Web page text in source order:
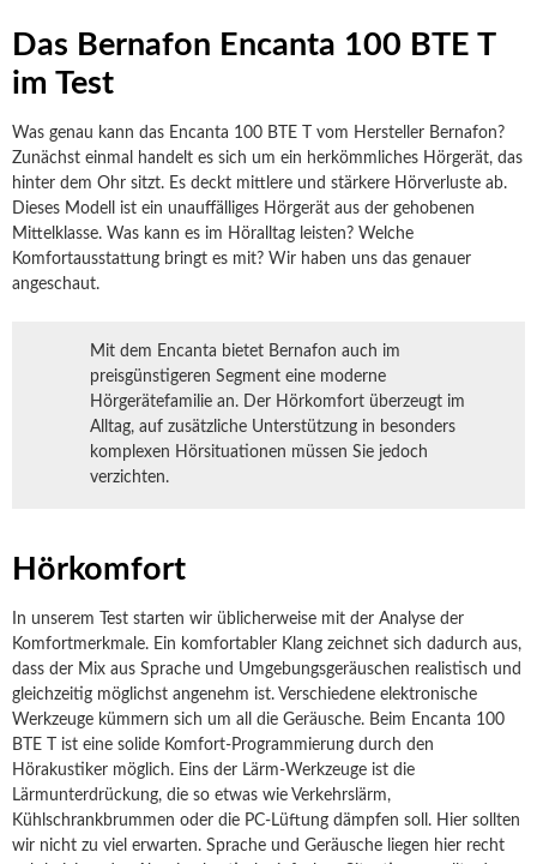
Das Bernafon Encanta 100 BTE T
im Test
Was genau kann das Encanta 100 BTE T vom Hersteller Bernafon?
Zunächst einmal handelt es sich um ein herkömmliches Hörgerät, das
hinter dem Ohr sitzt. Es deckt mittlere und stärkere Hörverluste ab.
Dieses Modell ist ein unauffälliges Hörgerät aus der gehobenen
Mittelklasse. Was kann es im Höralltag leisten? Welche
Komfortausstattung bringt es mit? Wir haben uns das genauer
angeschaut.
Mit dem Encanta bietet Bernafon auch im
preisgünstigeren Segment eine moderne
Hörgerätefamilie an. Der Hörkomfort überzeugt im
Alltag, auf zusätzliche Unterstützung in besonders
komplexen Hörsituationen müssen Sie jedoch
verzichten.
Hörkomfort
In unserem Test starten wir üblicherweise mit der Analyse der
Komfortmerkmale. Ein komfortabler Klang zeichnet sich dadurch aus,
dass der Mix aus Sprache und Umgebungsgeräuschen realistisch und
gleichzeitig möglichst angenehm ist. Verschiedene elektronische
Werkzeuge kümmern sich um all die Geräusche. Beim Encanta 100
BTE T ist eine solide Komfort-Programmierung durch den
Hörakustiker möglich. Eins der Lärm-Werkzeuge ist die
Lärmunterdrückung, die so etwas wie Verkehrslärm,
Kühlschrankbrummen oder die PC-Lüftung dämpfen soll. Hier sollten
wir nicht zu viel erwarten. Sprache und Geräusche liegen hier recht